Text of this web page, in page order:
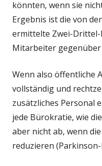
könnten, wenn sie
Ergebnis ist die von
ermittelte Zwei-
Mitarbeiter
Wenn also öffentliche
vollständig und
zusätzliches Personal
jede Bürokratie, wie
aber nicht ab, wenn
reduzieren